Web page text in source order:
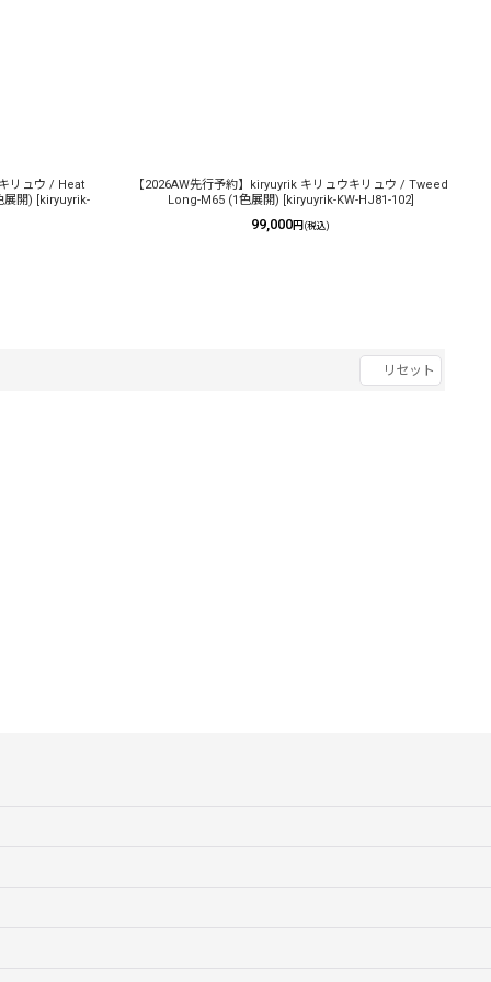
リュウ / Heat
開) [kiryuyrik-
【2026AW先行予約】kiryuyrik キリュウキリュウ / Tweed
Long-M65 (1色展開) [kiryuyrik-KW-HJ81-102]
99,000円 (税込)
リセット